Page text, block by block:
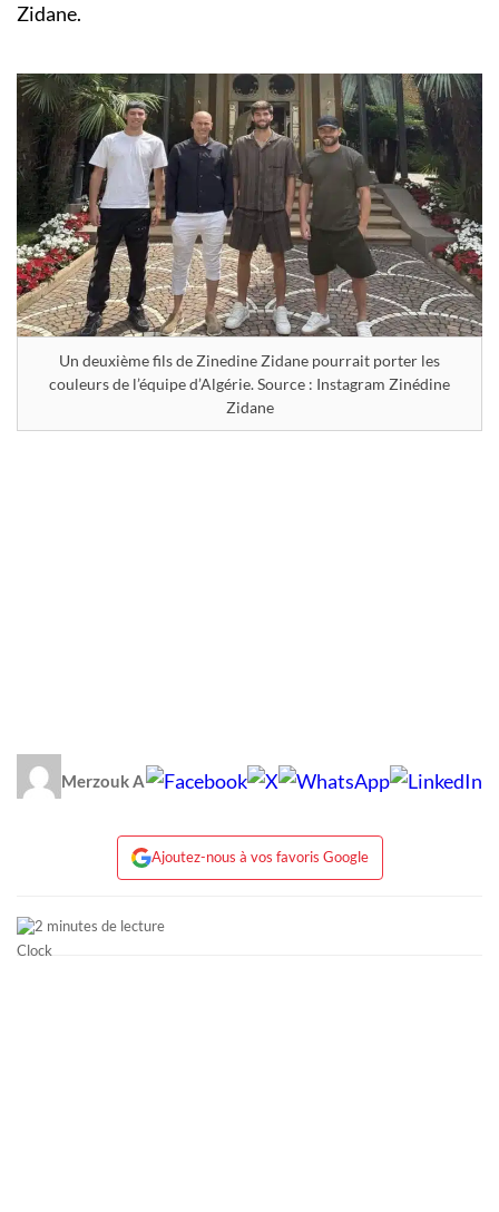
Zidane.
Un deuxième fils de Zinedine Zidane pourrait porter les
couleurs de l’équipe d’Algérie. Source : Instagram Zinédine
Zidane
Merzouk A
Ajoutez-nous à vos favoris Google
2 minutes de lecture